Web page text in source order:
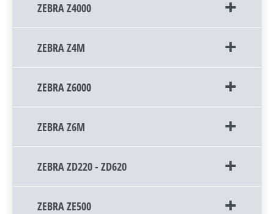
ZEBRA Z4000
ZEBRA Z4M
ZEBRA Z6000
ZEBRA Z6M
ZEBRA ZD220 - ZD620
ZEBRA ZE500